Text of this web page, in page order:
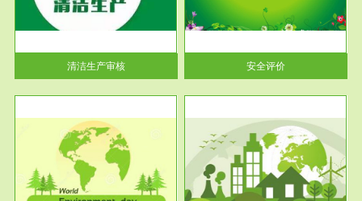
清洁生产审核
安全评价安全评价目的是查找、
分析和预测工程、系统、生产经
营活...
安全评价
服务范围
VOCs在线监测